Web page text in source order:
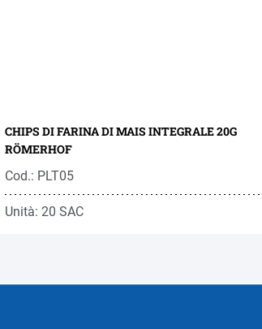
CHIPS DI FARINA DI MAIS INTEGRALE 20G
RÖMERHOF
Cod.: PLT05
Unità: 20 SAC